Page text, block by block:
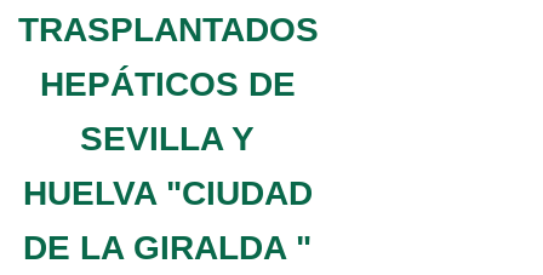
TRASPLANTADOS
HEPÁTICOS DE
SEVILLA Y
HUELVA "CIUDAD
DE LA GIRALDA "